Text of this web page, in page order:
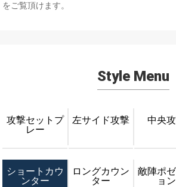
をご覧頂けます。
Style Menu
攻撃セットプ
レー
左サイド攻撃 中央
ショートカウ
ンター
ロングカウン
ター
敵陣ポ
ョン